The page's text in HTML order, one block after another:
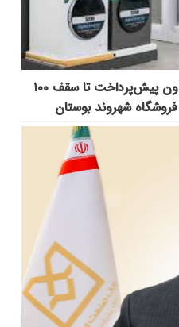
خرید اقساطی بدون پیش‌پرداخت تا سقف ۱۰۰
شهروند بوستان